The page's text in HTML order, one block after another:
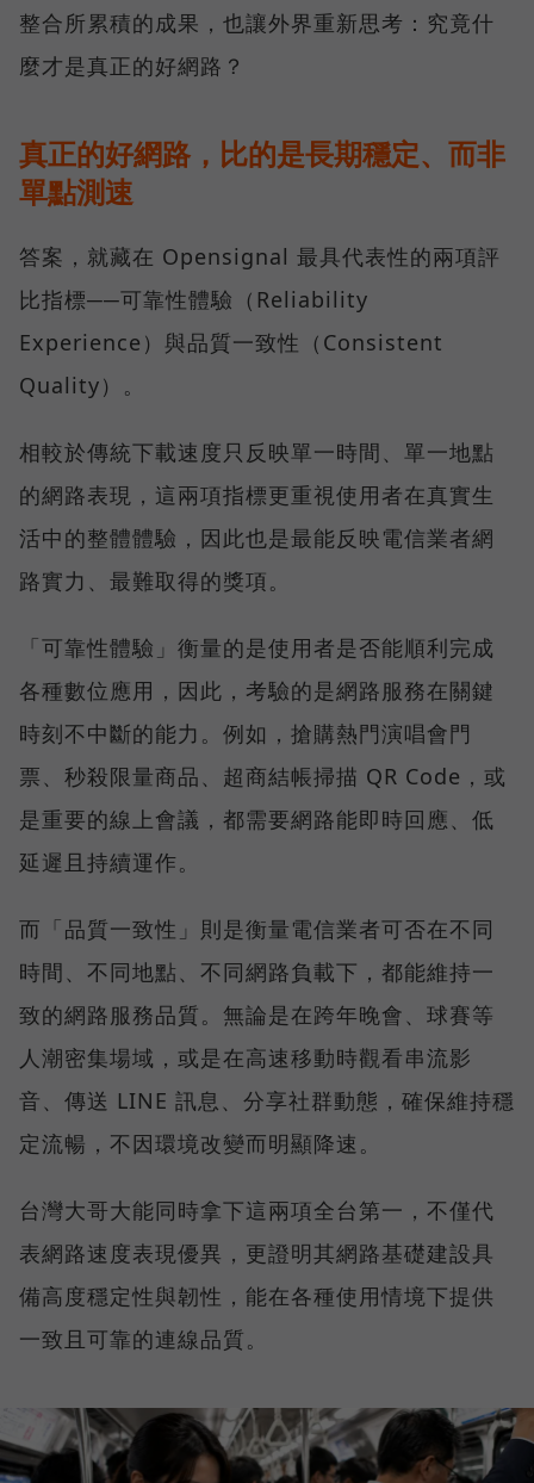
整合所累積的成果，也讓外界重新思考：究竟什
麼才是真正的好網路？
真正的好網路，比的是長期穩定、而非
單點測速
答案，就藏在 Opensignal 最具代表性的兩項評
比指標──可靠性體驗（Reliability
Experience）與品質一致性（Consistent
Quality）。
相較於傳統下載速度只反映單一時間、單一地點
的網路表現，這兩項指標更重視使用者在真實生
活中的整體體驗，因此也是最能反映電信業者網
路實力、最難取得的獎項。
「可靠性體驗」衡量的是使用者是否能順利完成
各種數位應用，因此，考驗的是網路服務在關鍵
時刻不中斷的能力。例如，搶購熱門演唱會門
票、秒殺限量商品、超商結帳掃描 QR Code，或
是重要的線上會議，都需要網路能即時回應、低
延遲且持續運作。
而「品質一致性」則是衡量電信業者可否在不同
時間、不同地點、不同網路負載下，都能維持一
致的網路服務品質。無論是在跨年晚會、球賽等
人潮密集場域，或是在高速移動時觀看串流影
音、傳送 LINE 訊息、分享社群動態，確保維持穩
定流暢，不因環境改變而明顯降速。
台灣大哥大能同時拿下這兩項全台第一，不僅代
表網路速度表現優異，更證明其網路基礎建設具
備高度穩定性與韌性，能在各種使用情境下提供
一致且可靠的連線品質。